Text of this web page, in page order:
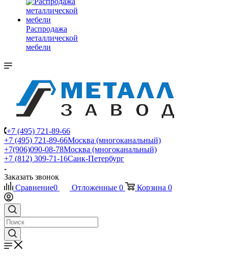
Распродажа
металлической
мебели
+7 (495) 721-89-66
+7 (495) 721-89-66Москва (многоканальный)
+7(906)090-08-78Москва (многоканальный)
+7 (812) 309-71-16Санк-Петербург
Заказать звонок
Сравнение0 Отложенные 0 Корзина 0